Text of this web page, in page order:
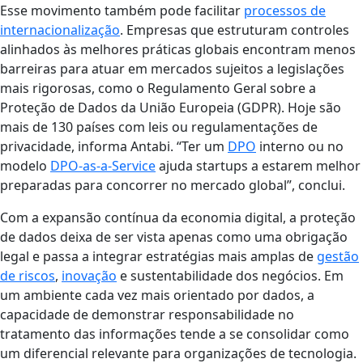
Esse movimento também pode facilitar processos de
internacionalização. Empresas que estruturam controles
alinhados às melhores práticas globais encontram menos
barreiras para atuar em mercados sujeitos a legislações
mais rigorosas, como o Regulamento Geral sobre a
Proteção de Dados da União Europeia (GDPR). Hoje são
mais de 130 países com leis ou regulamentações de
privacidade, informa Antabi. “Ter um DPO interno ou no
modelo DPO-as-a-Serviceajuda startups a estarem melhor
preparadas para concorrer no mercado global”, conclui.
Com a expansão contínua da economia digital, a proteção
de dados deixa de ser vista apenas como uma obrigação
legal e passa a integrar estratégias mais amplas de gestão
de riscos, inovação e sustentabilidade dos negócios. Em
um ambiente cada vez mais orientado por dados, a
capacidade de demonstrar responsabilidade no
tratamento das informações tende a se consolidar como
um diferencial relevante para organizações de tecnologia.